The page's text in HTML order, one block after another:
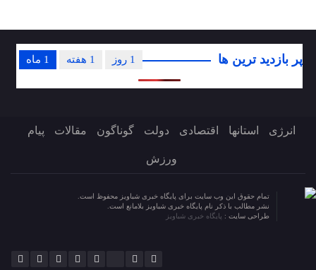
پر بازدید ترین ها 1 ماه 1 هفته 1 روز
انرژی استانها اقتصادی دولت گوناگون مقالات پیام
ورزش
تمام حقوق این وب سایت برای پایگاه خبری شباویز محفوظ است.
نشر مطالب با ذکر نام پایگاه خبری شباویز بلامانع است.
طراحی سایت : پایگاه خبری شباویز